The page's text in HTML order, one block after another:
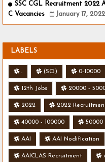
SSC CGL Recruitment 2022
C Vacancies
January 17, 2022
LABELS
. (SO) 0-10000
12th Jobs 20000 -
2022 2022
40000 - 100000 50000
AAI AAI Nodification
AAICLAS Recruitment